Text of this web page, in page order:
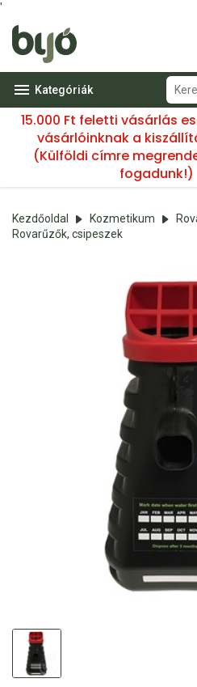
'
Kategóriák
15.000 Ft feletti vásárlás
vásárlóinknak a
(Külföldi címre
fogadunk!)
Kezdőoldal Kozmetikum
Rovarűzők, csipeszek